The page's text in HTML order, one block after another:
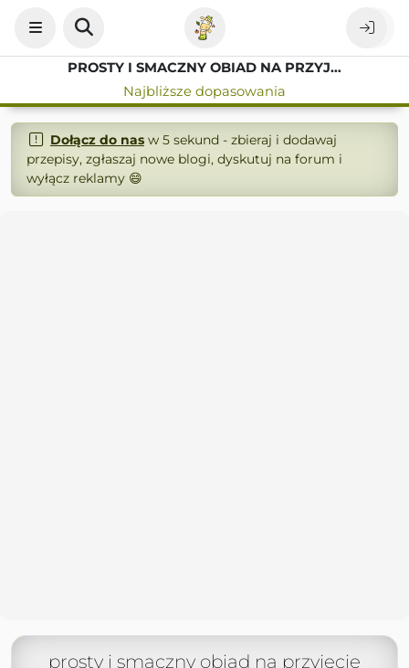
PROSTY I SMACZNY OBIAD NA PRZYJĘCIE
Najbliższe dopasowania
Dołącz do nasw 5 sekund - zbieraj i dodawaj
przepisy, zgłaszaj nowe blogi, dyskutuj na forum i
wyłącz reklamy 😄
prosty i smaczny obiad na przyjęcie